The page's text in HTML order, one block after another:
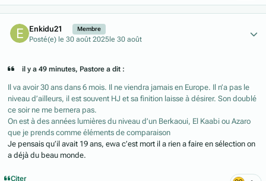
Enkidu21 Membre
Posté(e) le 30 août 2025 le 30 août
il y a 49 minutes, Pastore a dit :
Il va avoir 30 ans dans 6 mois. Il ne viendra jamais en Europe. Il n’a pas le
niveau d’ailleurs, il est souvent HJ et sa finition laisse à désirer. Son doublé
ce soir ne me bernera pas.
On est à des années lumières du niveau d’un Berkaoui, El Kaabi ou Azaro
que je prends comme éléments de comparaison
Je pensais qu’il avait 19 ans, ewa c’est mort il a rien a faire en sélection on
a déjà du beau monde.
Citer